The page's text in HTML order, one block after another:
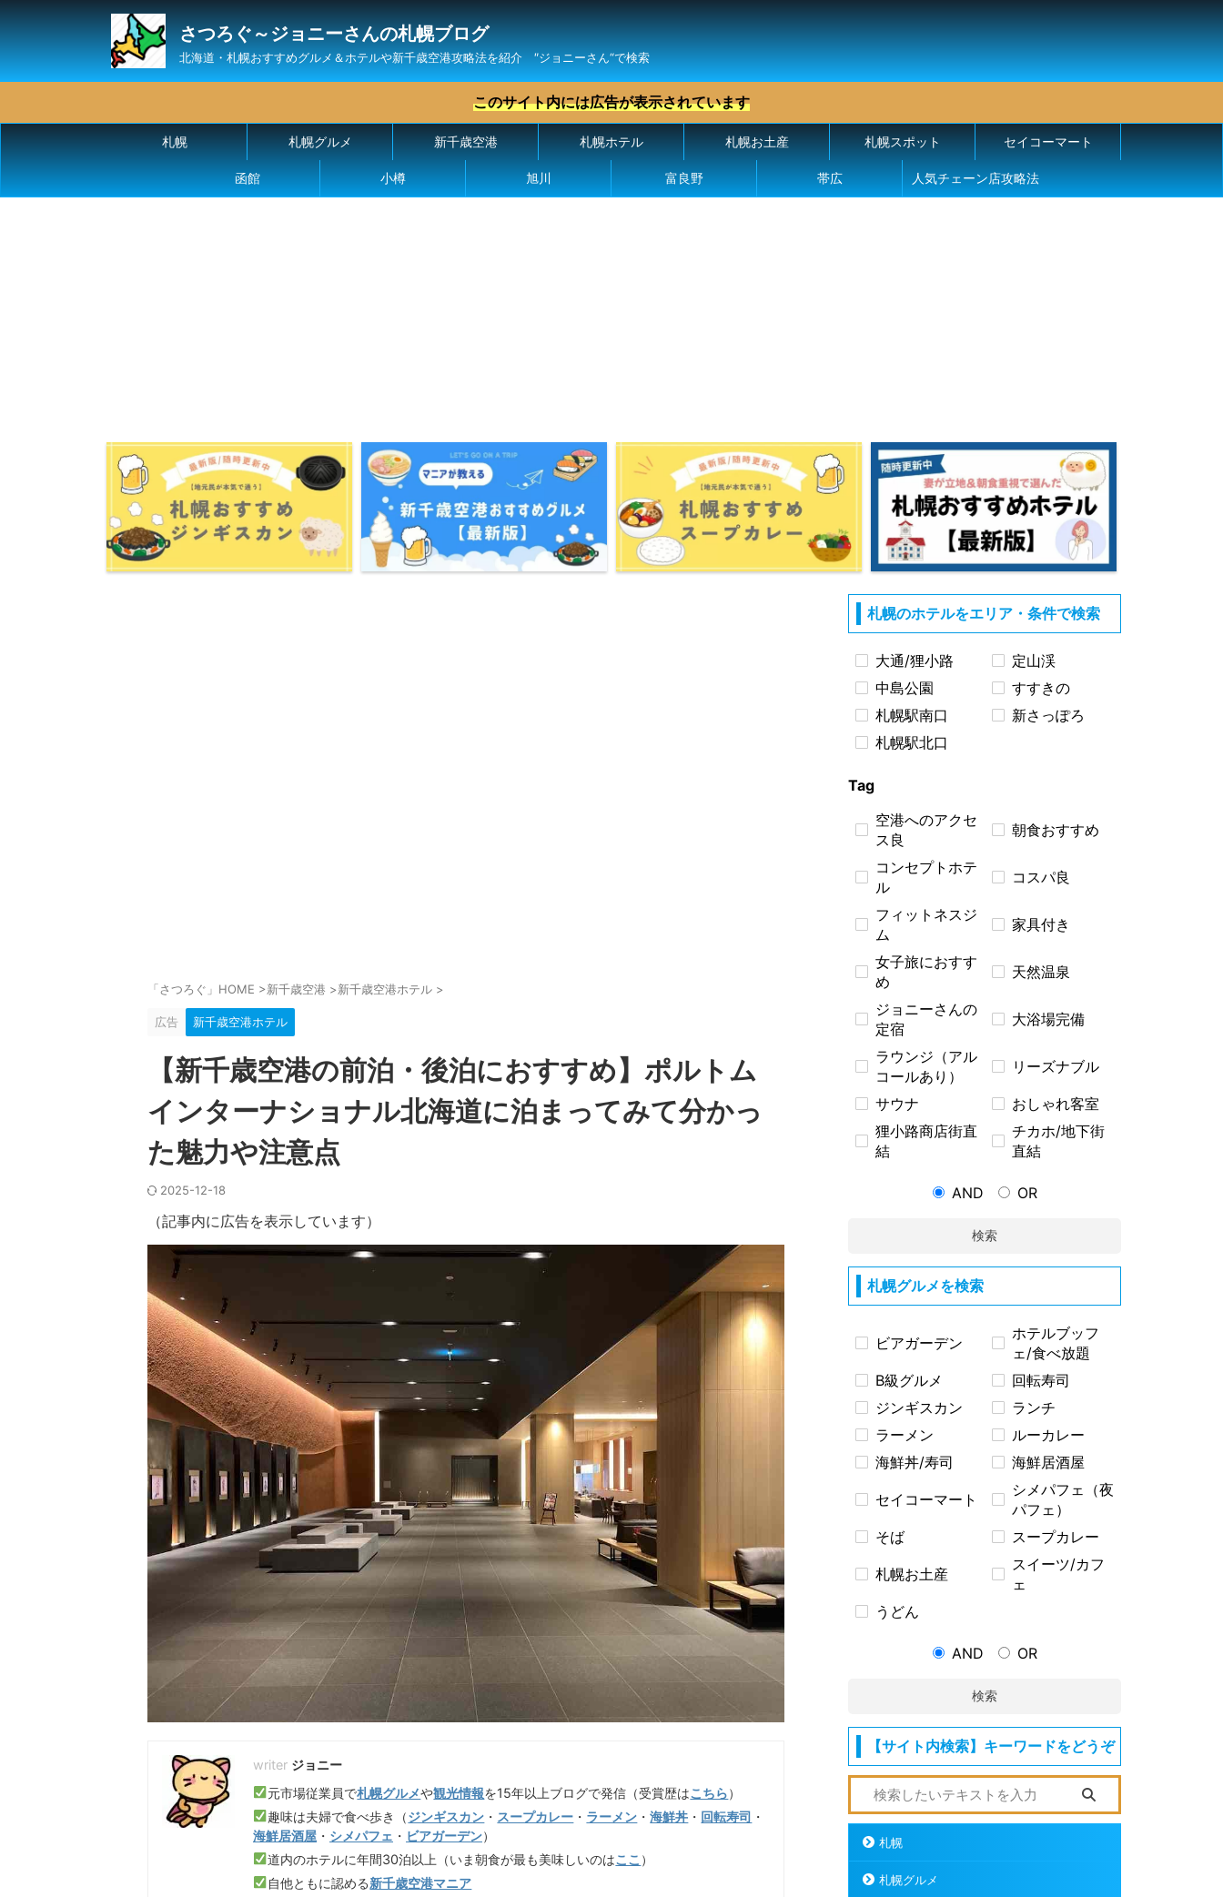
さつろぐ～ジョニーさんの札幌ブログ
北海道・札幌おすすめグルメ＆ホテルや新千歳空港攻略法を紹介 ″ジョニーさん“で検索
このサイト内には広告が表示されています
札幌 札幌グルメ 新千歳空港 札幌ホテル 札幌お土産 札幌スポット セイコーマート
函館 小樽 旭川 富良野 帯広 人気チェーン店攻略法
「さつろぐ」HOME >新千歳空港 >新千歳空港ホテル >
広告 新千歳空港ホテル
【新千歳空港の前泊・後泊におすすめ】ポルトム
インターナショナル北海道に泊まってみて分かっ
た魅力や注意点
2025-12-18
（記事内に広告を表示しています）
ジョニー
元市場従業員で札幌グルメや観光情報を15年以上ブログで発信（受賞歴はこちら）
趣味は夫婦で食べ歩き（ジンギスカン ・ スープカレー ・ ラーメン ・海鮮丼 ・ 回転寿司 ・
海鮮居酒屋 ・ シメパフェ ・ ビアガーデン）
道内のホテルに年間30泊以上（いま朝食が最も美味しいのはここ ）
自他ともに認める新千歳空港マニア
札幌のホテルをエリア・条件で検索
大通/狸小路
定山渓
中島公園
すすきの
札幌駅南口
新さっぽろ
札幌駅北口
Tag
空港へのアクセ
ス良
朝食おすすめ
コンセプトホテ
ル
コスパ良
フィットネスジ
ム
家具付き
女子旅におすす
め
天然温泉
ジョニーさんの
定宿
大浴場完備
ラウンジ（アル
コールあり）
リーズナブル
サウナ
おしゃれ客室
狸小路商店街直
結
チカホ/地下街
直結
AND OR
検索
札幌グルメを検索
ビアガーデン
ホテルブッフ
ェ/食べ放題
B級グルメ
回転寿司
ジンギスカン
ランチ
ラーメン
ルーカレー
海鮮丼/寿司
海鮮居酒屋
セイコーマート
シメパフェ（夜
パフェ）
そば
スープカレー
札幌お土産
スイーツ/カフ
ェ
うどん
AND OR
検索
【サイト内検索】キーワードをどうぞ
札幌
札幌グルメ